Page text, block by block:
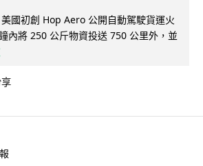
美國初創 Hop Aero 公開自動駕駛貨運火
內將 250 公斤物資投送 750 公里外，並